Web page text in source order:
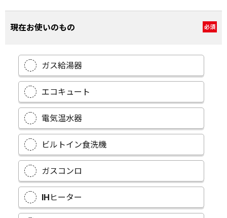
現在お使いのもの 必須
ガス給湯器
エコキュート
電気温水器
ビルトイン食洗機
ガスコンロ
IHヒーター